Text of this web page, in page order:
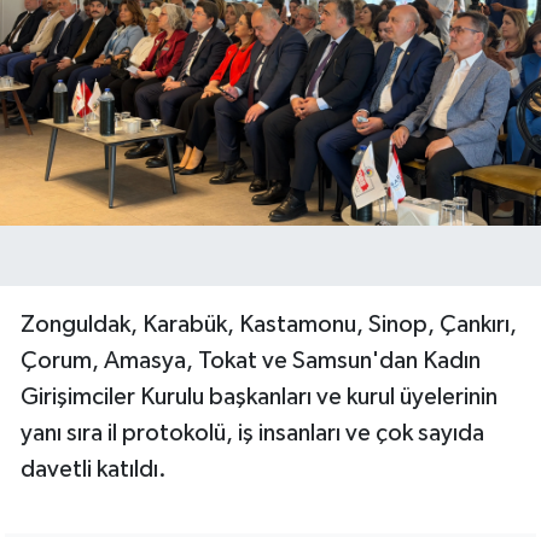
Zonguldak, Karabük, Kastamonu, Sinop, Çankırı,
Çorum, Amasya, Tokat ve Samsun'dan Kadın
Girişimciler Kurulu başkanları ve kurul üyelerinin
yanı sıra il protokolü, iş insanları ve çok sayıda
davetli katıldı.